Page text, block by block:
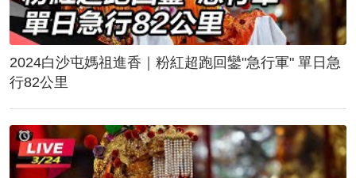
2024白沙屯媽祖進香｜粉紅超跑回鑾"急行軍" 單日急
行82公里